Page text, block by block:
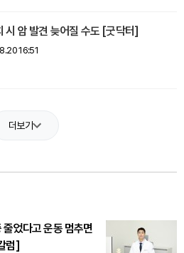
시 암 발견 늦어질 수도 [굿닥터]
16:51
더보기
었다고 운동 멈추면
럼]